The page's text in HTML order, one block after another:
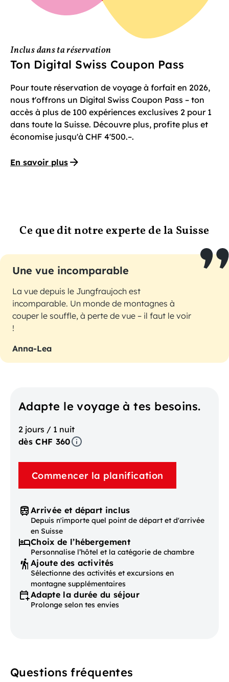
Inclus dans ta réservation
Ton Digital Swiss Coupon Pass
Pour toute réservation de voyage à forfait en 2026,
nous t'offrons un Digital Swiss Coupon Pass – ton
accès à plus de 100 expériences exclusives 2 pour 1
dans toute la Suisse. Découvre plus, profite plus et
économise jusqu'à CHF 4'500.–.
En savoir plus
Ce que dit notre experte de la Suisse
Une vue incomparable
La vue depuis le Jungfraujoch est
incomparable. Un monde de montagnes à
couper le souffle, à perte de vue – il faut le voir
!
Anna-Lea
Adapte le voyage à tes besoins.
2 jours / 1 nuit
dès CHF 360
Commencer la planification
Arrivée et départ inclus
Depuis n'importe quel point de départ et d'arrivée
en Suisse
Choix de l’hébergement
Personnalise l’hôtel et la catégorie de chambre
Ajoute des activités
Sélectionne des activités et excursions en
montagne supplémentaires
Adapte la durée du séjour
Prolonge selon tes envies
Questions fréquentes